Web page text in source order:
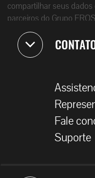
compartilhar seus
parceiros do Grupo
Fale
Suporte